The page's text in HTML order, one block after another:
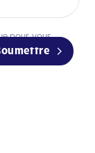
pour vous
à jour. Vous